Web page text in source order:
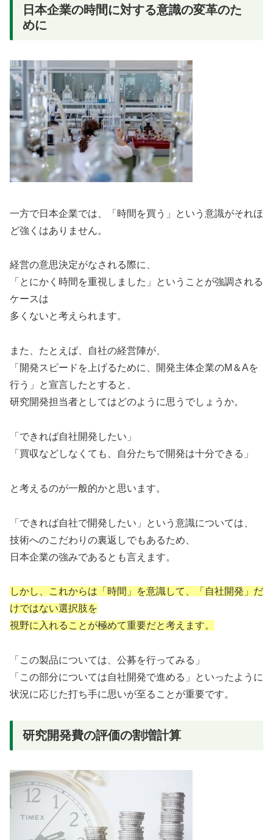
日本企業の時間に対する意識の変革のた
めに
一方で日本企業では、「時間を買う」という意識がそれほ
ど強くはありません。
経営の意思決定がなされる際に、
「とにかく時間を重視しました」ということが強調される
ケースは
多くないと考えられます。
また、たとえば、自社の経営陣が、
「開発スピードを上げるために、開発主体企業のM＆Aを
行う」と宣言したとすると、
研究開発担当者としてはどのように思うでしょうか。
「できれば自社開発したい」
「買収などしなくても、自分たちで開発は十分できる」
と考えるのが一般的かと思います。
「できれば自社で開発したい」という意識については、
技術へのこだわりの裏返しでもあるため、
日本企業の強みであるとも言えます。
しかし、これからは「時間」を意識して、「自社開発」だ
けではない選択肢を
視野に入れることが極めて重要だと考えます。
「この製品については、公募を行ってみる」
「この部分については自社開発で進める」といったように
状況に応じた打ち手に思いが至ることが重要です。
研究開発費の評価の割増計算